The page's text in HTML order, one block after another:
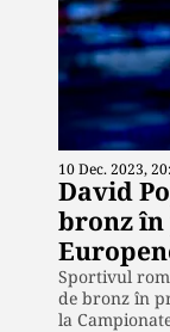
10 Dec. 2023,
David
bronz în
Sportivul
de bronz în
la